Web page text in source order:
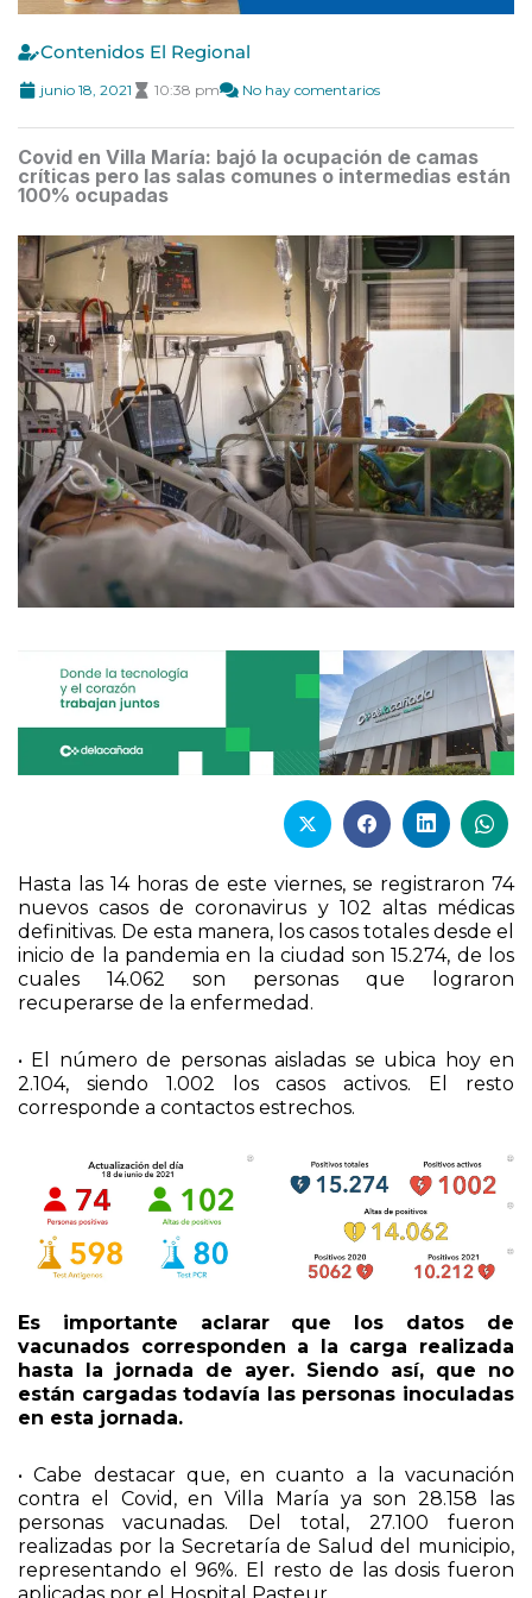
Contenidos El Regional
junio 18, 2021 10:38 pm No hay comentarios
Covid en Villa María: bajó la ocupación de camas
críticas pero las salas comunes o intermedias están
100% ocupadas
Hasta las 14 horas de este viernes, se registraron 74
nuevos casos de coronavirus y 102 altas médicas
definitivas. De esta manera, los casos totales desde el
inicio de la pandemia en la ciudad son 15.274, de los
cuales 14.062 son personas que lograron
recuperarse de la enfermedad.
• El número de personas aisladas se ubica hoy en
2.104, siendo 1.002 los casos activos. El resto
corresponde a contactos estrechos.
Es importante aclarar que los datos de
vacunados corresponden a la carga realizada
hasta la jornada de ayer. Siendo así, que no
están cargadas todavía las personas inoculadas
en esta jornada.
• Cabe destacar que, en cuanto a la vacunación
contra el Covid, en Villa María ya son 28.158 las
personas vacunadas. Del total, 27.100 fueron
realizadas por la Secretaría de Salud del municipio,
representando el 96%. El resto de las dosis fueron